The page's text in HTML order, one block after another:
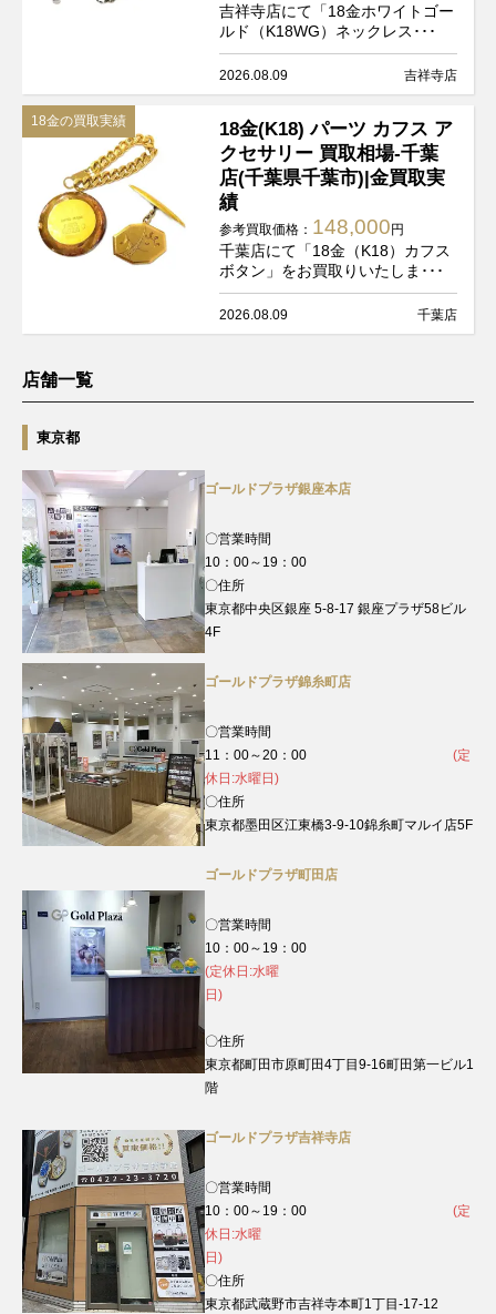
吉祥寺店にて「18金ホワイトゴー
ルド（K18WG）ネックレス･･･
2026.08.09 吉祥寺店
18金の買取実績
18金(K18) パーツ カフス ア
クセサリー 買取相場-千葉
店(千葉県千葉市)|金買取実
績
参考買取価格： 148,000円
千葉店にて「18金（K18）カフス
ボタン」をお買取りいたしま･･･
2026.08.09 千葉店
店舗一覧
東京都
ゴールドプラザ銀座本店
〇営業時間
10：00～19：00
〇住所
東京都中央区銀座 5-8-17 銀座プラザ58ビル
4F
ゴールドプラザ錦糸町店
〇営業時間
11：00～20：00 (定
休日:水曜日)
〇住所
東京都墨田区江東橋3-9-10錦糸町マルイ店5F
ゴールドプラザ町田店
〇営業時間
10：00～19：00
(定休日:水曜
日)
〇住所
東京都町田市原町田4丁目9‐16町田第一ビル1
階
ゴールドプラザ吉祥寺店
〇営業時間
10：00～19：00 (定
休日:水曜
日)
〇住所
東京都武蔵野市吉祥寺本町1丁目-17-12